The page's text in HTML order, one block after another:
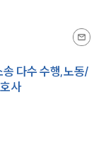
다수 수행,노동/
사